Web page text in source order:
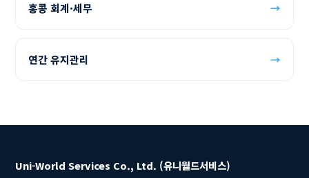
홍콩 회계·세무 →
연간 유지관리 →
Uni-World Services Co., Ltd. (유니월드서비스)